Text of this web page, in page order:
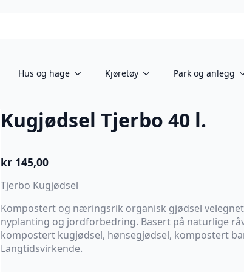
Hus og hage Kjøretøy Park og anlegg
Kugjødsel Tjerbo 40 l.
kr 145,00
Tjerbo Kugjødsel
Kompostert og næringsrik organisk gjødsel
nyplanting og jordforbedring. Basert på naturlige
kompostert kugjødsel, hønsegjødsel, kompostert
Langtidsvirkende.